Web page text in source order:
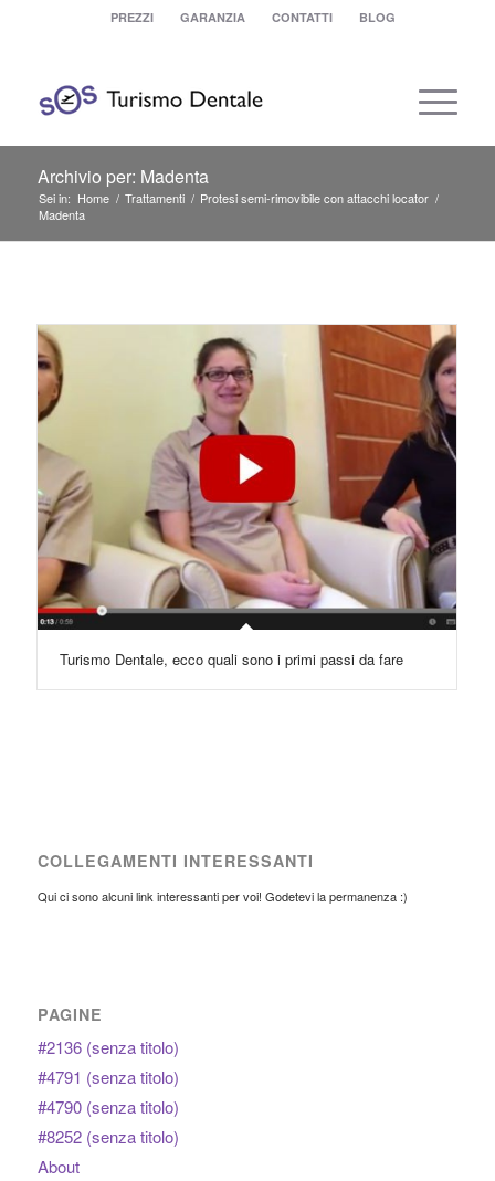
PREZZI GARANZIA CONTATTI BLOG
Archivio per: Madenta
Sei in: Home / Trattamenti / Protesi semi-rimovibile con attacchi locator /
Madenta
Turismo Dentale, ecco quali sono i primi passi da fare
COLLEGAMENTI INTERESSANTI
Qui ci sono alcuni link interessanti per voi! Godetevi la permanenza :)
PAGINE
#2136 (senza titolo)
#4791 (senza titolo)
#4790 (senza titolo)
#8252 (senza titolo)
About